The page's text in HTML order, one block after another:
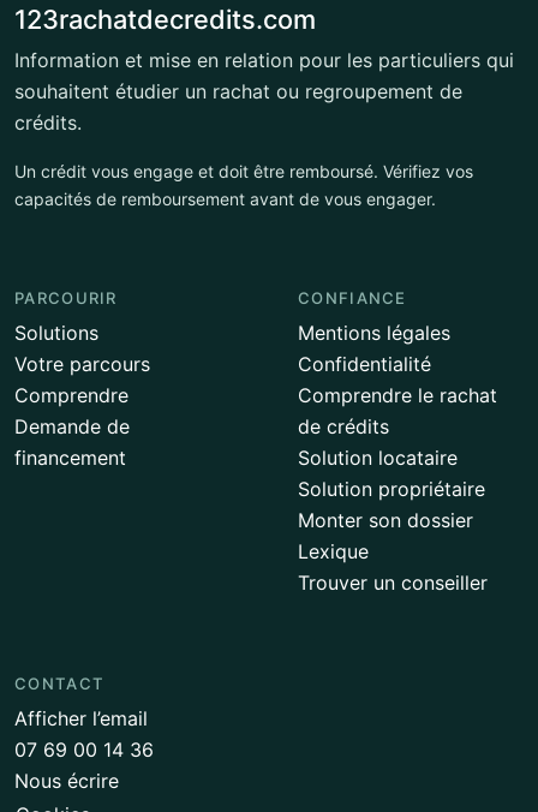
123rachatdecredits.com
Information et mise en relation pour les particuliers qui
souhaitent étudier un rachat ou regroupement de
crédits.
Un crédit vous engage et doit être remboursé. Vérifiez vos
capacités de remboursement avant de vous engager.
PARCOURIR
Solutions
Votre parcours
Comprendre
Demande de
financement
CONFIANCE
Mentions légales
Confidentialité
Comprendre le rachat
de crédits
Solution locataire
Solution propriétaire
Monter son dossier
Lexique
Trouver un conseiller
CONTACT
Afficher l’email
07 69 00 14 36
Nous écrire